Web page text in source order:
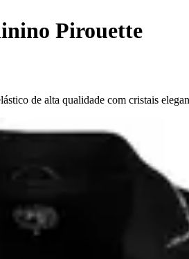
Pirouette
de alta qualidade com cristais